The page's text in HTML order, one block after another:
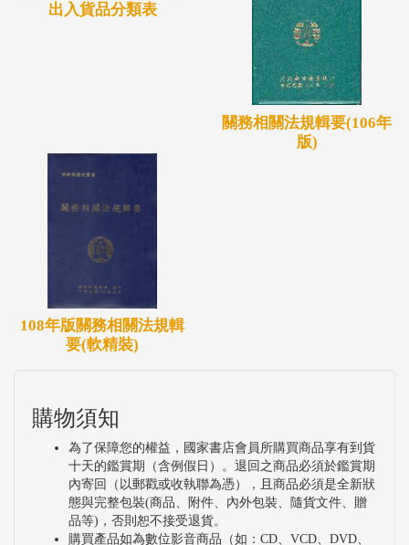
出入貨品分類表
關務相關法規輯要(106年
版)
108年版關務相關法規輯
要(軟精裝)
購物須知
為了保障您的權益，國家書店會員所購買商品享有到貨
十天的鑑賞期（含例假日）。退回之商品必須於鑑賞期
內寄回（以郵戳或收執聯為憑），且商品必須是全新狀
態與完整包裝(商品、附件、內外包裝、隨貨文件、贈
品等)，否則恕不接受退貨。
購買產品如為數位影音商品（如：CD、VCD、DVD、